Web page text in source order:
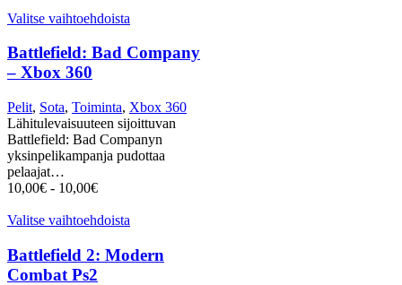
Valitse vaihtoehdoista
Battlefield: Bad Company
– Xbox 360
Pelit, Sota, Toiminta, Xbox 360
Lähitulevaisuuteen sijoittuvan
Battlefield: Bad Companyn
yksinpelikampanja pudottaa
pelaajat…
10,00€ - 10,00€
Valitse vaihtoehdoista
Battlefield 2: Modern
Combat Ps2